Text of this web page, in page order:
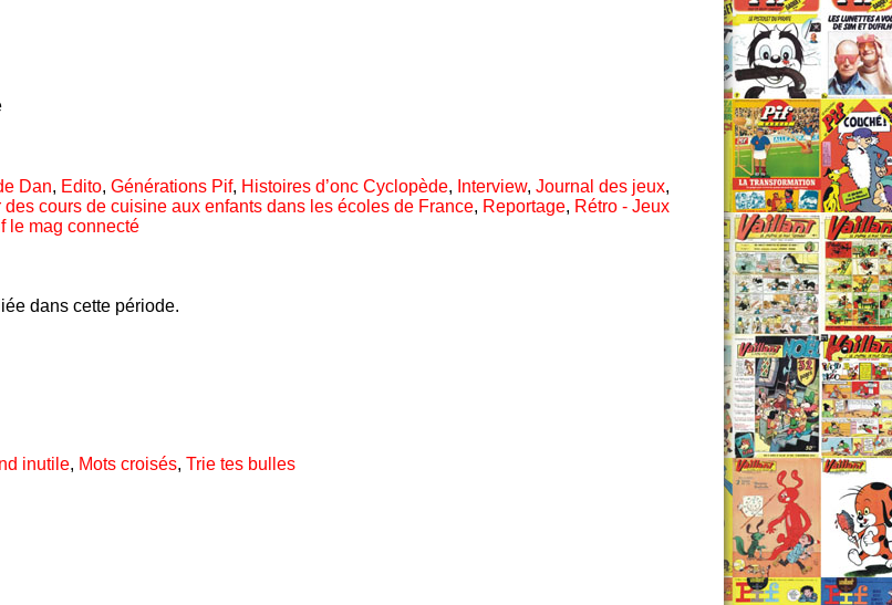
Dan, Edito, Générations Pif, Histoires d’onc Cyclopède, Interview, Journal des jeux,
des cours de cuisine aux enfants dans les écoles de France, Reportage, Rétro - Jeux
le mag connecté
dans cette période.
inutile, Mots croisés, Trie tes bulles